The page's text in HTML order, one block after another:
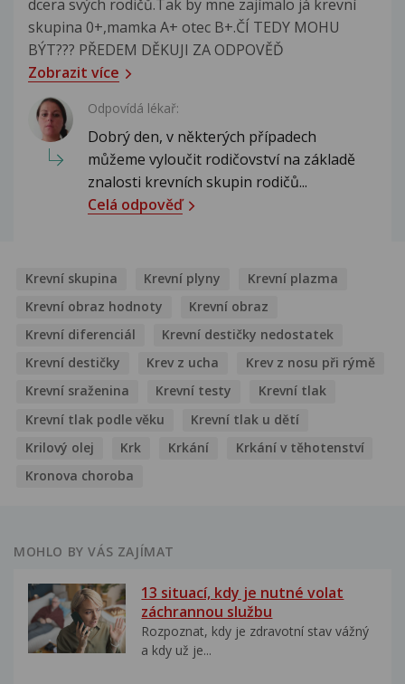
dcera svých rodičů.Tak by mne zajímalo já krevní
skupina 0+,mamka A+ otec B+.ČÍ TEDY MOHU
BÝT??? PŘEDEM DĚKUJI ZA ODPOVĚĎ
Zobrazit více
Odpovídá lékař:
Dobrý den, v některých případech
můžeme vyloučit rodičovství na základě
znalosti krevních skupin rodičů...
Celá odpověď
Krevní skupina Krevní plyny
Krevní plazma
Krevní obraz hodnoty
Krevní obraz
Krevní diferenciál
Krevní destičky nedostatek
Krevní destičky
Krev z ucha
Krev z nosu při rýmě
Krevní sraženina
Krevní testy
Krevní tlak
Krevní tlak podle věku
Krevní tlak u dětí
Krilový olej
Krk Krkání
Krkání v těhotenství
Kronova choroba
MOHLO BY VÁS ZAJÍMAT
13 situací, kdy je nutné volat
záchrannou službu
Rozpoznat, kdy je zdravotní stav vážný
a kdy už je...